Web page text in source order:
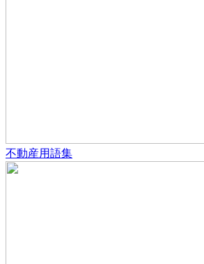
不動産用語集